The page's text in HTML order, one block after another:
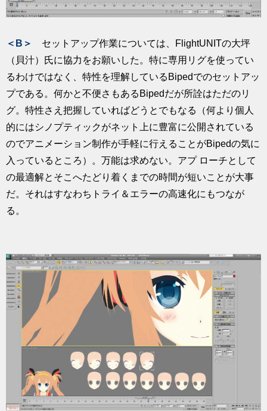
＜B＞
セットアップ作業については、FlightUNITの大坪
（貝汁）氏に協力をお願いした。特に専用リグを使ってい
るわけではなく、特性を理解しているBipedでのセットアッ
プである。何かと不便さもあるBipedだが所詮はただのリ
グ。特性さえ把握していればどうとでもなる（何より個人
的にはシノプティックがネット上に豊富に公開されている
のでアニメーション制作が手軽に行えることがBipedの気に
入っているところ）。万能は求めない。アプ ローチとして
の最適解とそこへたどり着くまでの時間が短いことが大事
だ。それはすなわちトライ＆エラーの高速化にもつなが
る。